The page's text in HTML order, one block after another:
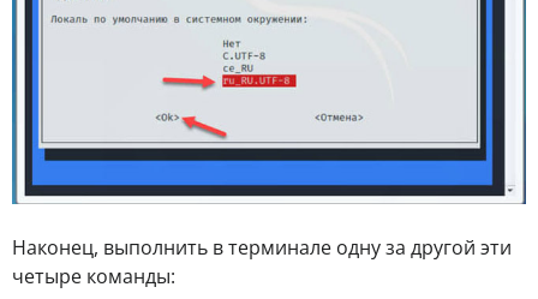
Наконец, выполнить в терминале одну за другой эти
четыре команды: